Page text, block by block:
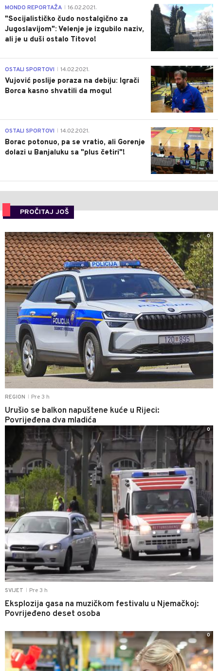
4
MONDO REPORTAŽA 16.02.2021.
"Socijalističko čudo nostalgično za
Jugoslavijom": Velenje je izgubilo naziv,
ali je u duši ostalo Titovo!
1
OSTALI SPORTOVI 14.02.2021.
Vujović poslije poraza na debiju: Igrači
Borca kasno shvatili da mogu!
3
OSTALI SPORTOVI 14.02.2021.
Borac potonuo, pa se vratio, ali Gorenje
dolazi u Banjaluku sa "plus četiri"!
PROČITAJ JOŠ
REGION Pre 3 h
Urušio se balkon napuštene kuće u Rijeci:
Povrijeđena dva mladića
0
SVIJET Pre 3 h
Eksplozija gasa na muzičkom festivalu u Njemačkoj:
Povrijeđeno deset osoba
0
0